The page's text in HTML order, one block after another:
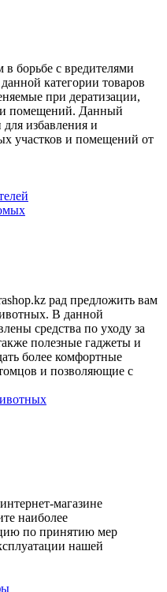
борьбе с вредителями
категории товаров
при дератизации,
помещений. Данный
избавления и
участков и помещений от
рад предложить вам
В данной
средства по уходу за
полезные гаджеты и
более комфортные
и позволяющие с
магазине
наиболее
по принятию мер
нашей